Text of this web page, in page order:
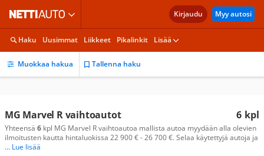
Kirjaudu Myy autosi
Haku Uusimmat Liikkeet Pikalinkit Lisää
Muokkaa hakua Tallenna haku
6 kpl
MG Marvel R vaihtoautot
Yhteensä 6 kpl MG Marvel R vaihtoautoa mallista autoa myydään alla olevien
ilmoitusten kautta hintaluokissa 22 900 € - 26 700 €. Selaa käytettyjä autoja ja
... Lue lisää